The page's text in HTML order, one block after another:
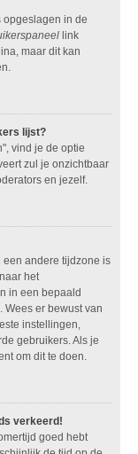
opgeslagen in de
link
maar dit kan
lijst?
vind je de optie
zul je onzichtbaar
en jezelf.
een andere tijdzone is
het
in een bepaald
Wees er bewust van
instellingen,
gebruikers. Als je
om dit te doen.
verkeerd!
goed hebt